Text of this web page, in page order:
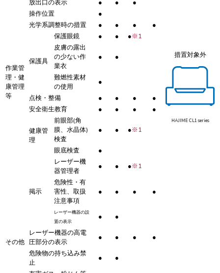
措置対象外
HAJIME CL1 series
放出口の表示
● ● ●
作業管
理・健
康管理
等
操作位置
●
光学系調整時の措置
● ● ● ●
保護具
保護眼鏡 ● ● ●※1
皮膚の露出
の少ない作
業衣
● ●
難燃性素材
の使用
●
点検・整備
● ● ●
●
安全衛生教育
● ● ● ●
健康管
理
前眼部(角
膜、水晶体)
検査
● ● ●※1
眼底検査 ●
その他
掲示
レーザー機
器管理者
● ● ●※1
危険性・有
害性、取扱
注意事項
● ● ● ●
レーザー機器の設
置の表示
●
●
レーザー機器の高電
圧部分の表示
● ● ●
●
危険物の持ち込み禁
止
●
●